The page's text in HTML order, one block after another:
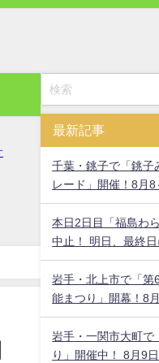
最新記事
千葉・銚子で「銚子
レード」開催！8月8
本日2日目「福島わ
中止！ 明日、最終日
岩手・北上市で「第
能まつり」開幕！8
岩手・一関市大町で
り」開催中！ 8月9